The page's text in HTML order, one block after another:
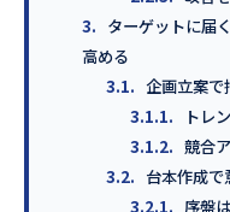
3. ターゲットに届
高める
3.1. 企画立案で
3.1.1.
トレ
3.1.2. 競合
3.2. 台本作成で
3.2.1. 序盤